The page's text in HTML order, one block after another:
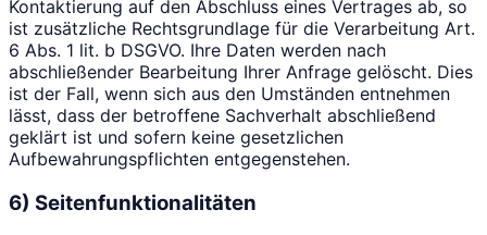
Kontaktierung auf den Abschluss eines Vertrages ab, so
ist zusätzliche Rechtsgrundlage für die Verarbeitung Art.
6 Abs. 1 lit. b DSGVO. Ihre Daten werden nach
abschließender Bearbeitung Ihrer Anfrage gelöscht. Dies
ist der Fall, wenn sich aus den Umständen entnehmen
lässt, dass der betroffene Sachverhalt abschließend
geklärt ist und sofern keine gesetzlichen
Aufbewahrungspflichten entgegenstehen.
6) Seitenfunktionalitäten